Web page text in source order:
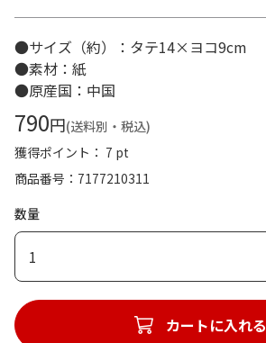
●サイズ（約）：タテ14×ヨコ9cm
●素材：紙
●原産国：中国
790円(送料別・税込)
獲得ポイント： 7 pt
商品番号
7177210311
数量
1
カートに入れる